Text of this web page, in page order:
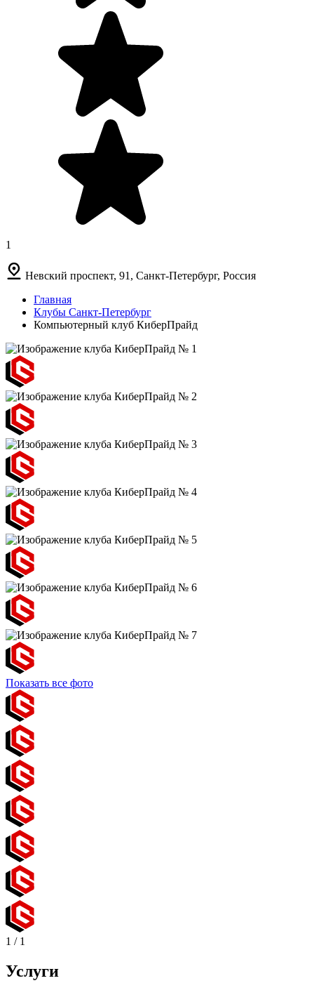
1
Невский проспект, 91, Санкт-Петербург, Россия
Главная
Клубы Санкт-Петербург
Компьютерный клуб КибeрПрайд
Показать все фото
1 / 1
Услуги